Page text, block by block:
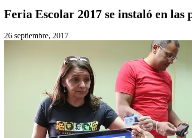
Feria Escolar 2017 se instaló en
26 septiembre, 2017